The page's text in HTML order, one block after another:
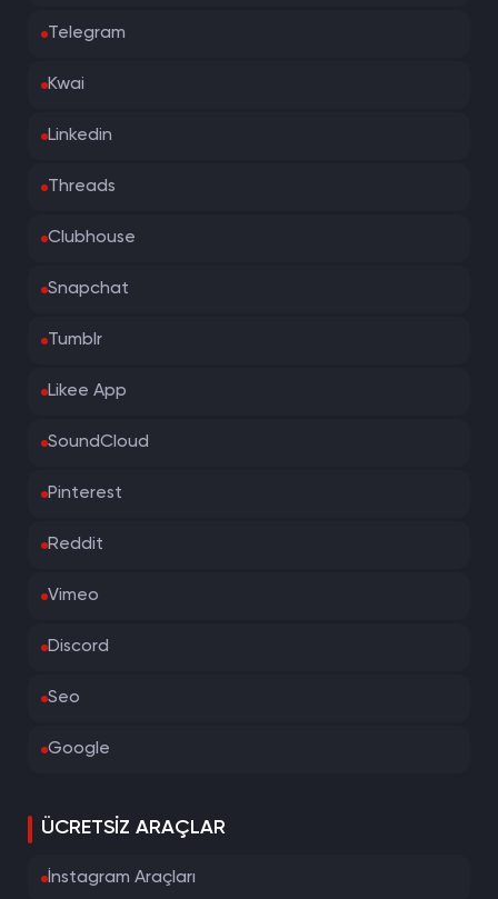
Telegram
Kwai
Linkedin
Threads
Clubhouse
Snapchat
Tumblr
Likee App
SoundCloud
Pinterest
Reddit
Vimeo
Discord
Seo
Google
ÜCRETSIZ ARAÇLAR
İnstagram Araçları